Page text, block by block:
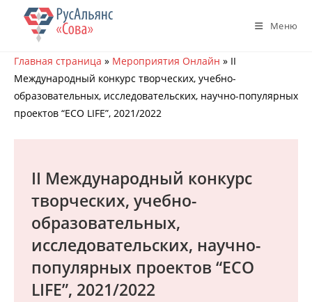
Перейти
содержимому
Меню
Главная страница » Мероприятия Онлайн » II
Международный конкурс творческих, учебно-
образовательных, исследовательских, научно-популярных
проектов “ECO LIFE”, 2021/2022
II Международный конкурс
творческих, учебно-
образовательных,
исследовательских, научно-
популярных проектов “ECO
LIFE”, 2021/2022